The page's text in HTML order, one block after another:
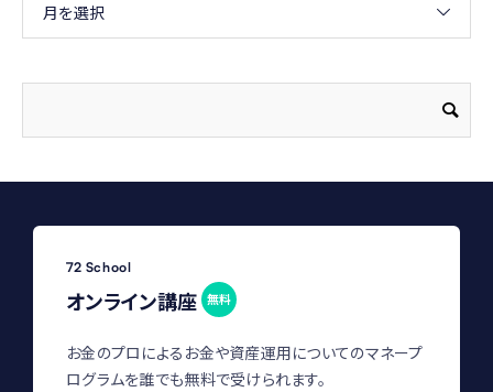
月を選択
72 School
オンライン講座 無料
お金のプロによるお金や資産運用についてのマネープ
ログラムを誰でも無料で受けられます。